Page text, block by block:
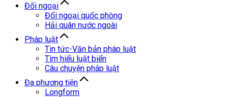
Đối ngoại
Đối ngoại quốc phòng
Hải quân nước ngoài
Pháp luật
Tin tức-Văn bản pháp luật
Tìm hiểu luật biển
Câu chuyện pháp luật
Đa phương tiện
Longform